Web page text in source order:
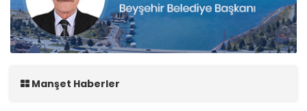
Manşet Haberler